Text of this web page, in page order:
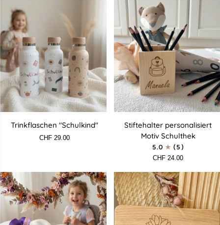
Trinkflaschen
Trinkflaschen "Schulkind"
CHF 29.00
Stiftehalter
personalisiert
Stiftehalter personalisiert
Motiv Schulthek
5.0
(5)
CHF 24.00